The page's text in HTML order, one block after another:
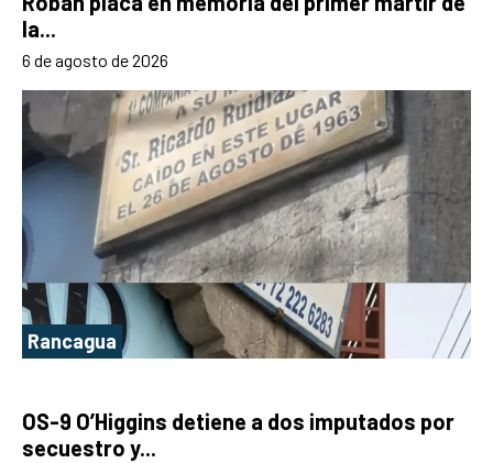
la...
6 de agosto de 2026
Rancagua
OS-9 O’Higgins detiene a dos imputados por
secuestro y...